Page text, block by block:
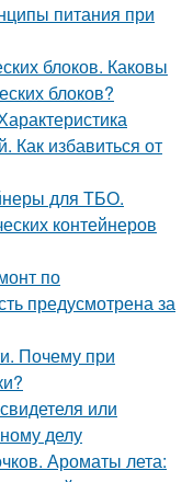
питания при
блоков. Каковы
блоков?
Как избавиться от
для ТБО.
контейнеров
по
предусмотрена за
Почему при
или
делу
Ароматы лета: